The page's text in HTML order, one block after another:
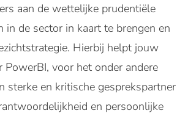
aan de wettelijke prudentiële
de sector in kaart te brengen en
Hierbij helpt jouw
voor het onder andere
sterke en kritische gesprekspartner
en persoonlijke